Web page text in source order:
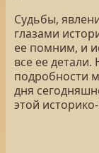
Судьбы,
глазами
ее помним, и
все ее
подробности
дня
этой